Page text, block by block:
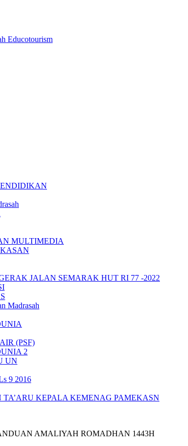
Educotourism
MULTIMEDIA
JALAN SEMARAK HUT RI 77 -2022
Madrasah
(PSF)
2
UN
9 2016
KEPALA KEMENAG PAMEKASN
AMALIYAH ROMADHAN 1443H